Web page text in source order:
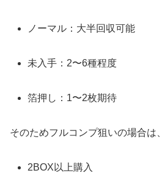
ノーマル：大半回収可能
未入手：2〜6種程度
箔押し：1〜2枚期待
そのためフルコンプ狙いの場合は、
2BOX以上購入